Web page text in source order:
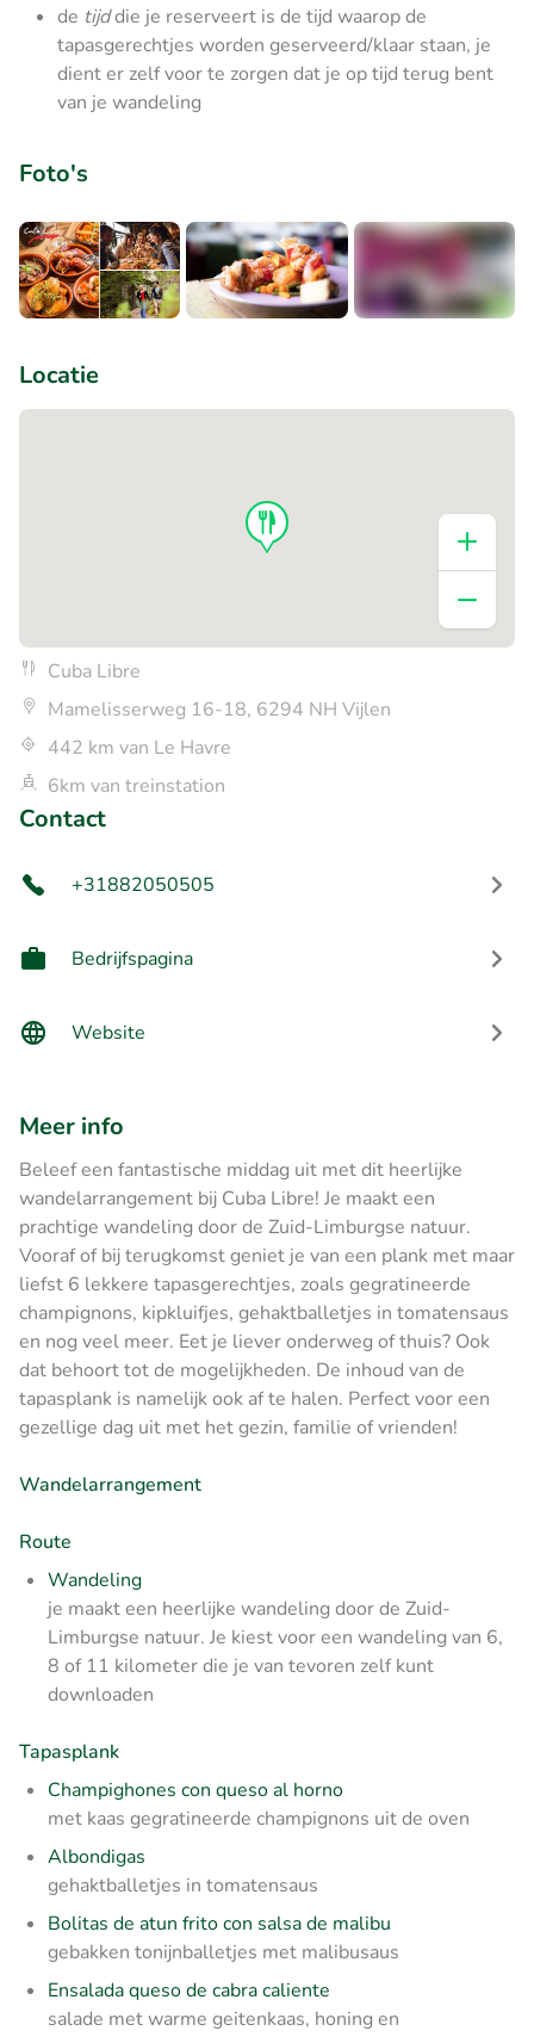
de tijddie je reserveert is de tijd waarop de
tapasgerechtjes worden geserveerd/klaar staan, je
dient er zelf voor te zorgen dat je op tijd terug bent
van je wandeling
Foto's
Locatie
Cuba Libre
Mamelisserweg 16-18, 6294 NH Vijlen
442 km van Le Havre
6km van treinstation
Contact
+31882050505
Bedrijfspagina
Website
Meer info
Beleef een fantastische middag uit met dit heerlijke
wandelarrangement bij Cuba Libre! Je maakt een
prachtige wandeling door de Zuid-Limburgse natuur.
Vooraf of bij terugkomst geniet je van een plank met maar
liefst 6 lekkere tapasgerechtjes, zoals gegratineerde
champignons, kipkluifjes, gehaktballetjes in tomatensaus
en nog veel meer. Eet je liever onderweg of thuis? Ook
dat behoort tot de mogelijkheden. De inhoud van de
tapasplank is namelijk ook af te halen. Perfect voor een
gezellige dag uit met het gezin, familie of vrienden!
Wandelarrangement
Route
Wandeling
je maakt een heerlijke wandeling door de Zuid-
Limburgse natuur. Je kiest voor een wandeling van 6,
8 of 11 kilometer die je van tevoren zelf kunt
downloaden
Tapasplank
Champighones con queso al horno
met kaas gegratineerde champignons uit de oven
Albondigas
gehaktballetjes in tomatensaus
Bolitas de atun frito con salsa de malibu
gebakken tonijnballetjes met malibusaus
Ensalada queso de cabra caliente
salade met warme geitenkaas, honing en